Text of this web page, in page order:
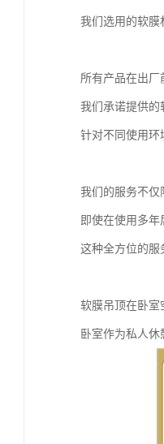
我们选用的软膜
所有产品在出厂
我们承诺提供的
针对不同使用环
我们的服务不仅
即使在使用多年
这种全方位的服
软膜吊顶在卧室
卧室作为私人休